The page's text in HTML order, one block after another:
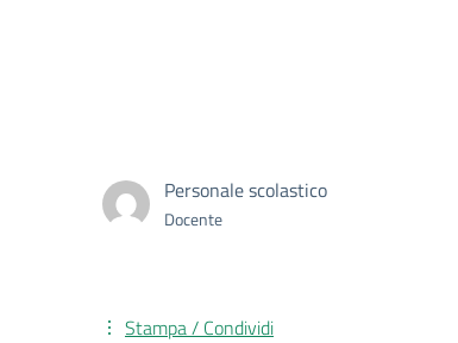
Personale scolastico
Docente
Stampa / Condividi